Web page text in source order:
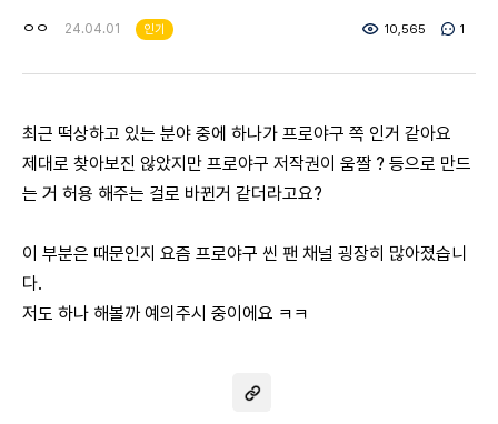
ㅇㅇ 24.04.01 인기 10,565 1
최근 떡상하고 있는 분야 중에 하나가 프로야구 쪽 인거 같아요
제대로 찾아보진 않았지만 프로야구 저작권이 움짤 ? 등으로 만드
는 거 허용 해주는 걸로 바뀐거 같더라고요?
이 부분은 때문인지 요즘 프로야구 씬 팬 채널 굉장히 많아졌습니
다.
저도 하나 해볼까 예의주시 중이에요 ㅋㅋ